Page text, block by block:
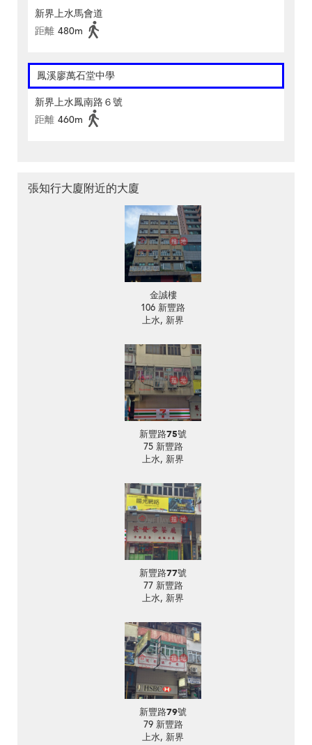
新界上水馬會道
距離 480m
鳳溪廖萬石堂中學
新界上水鳳南路６號
距離 460m
張知行大廈附近的大廈
金誠樓
106 新豐路
上水, 新界
新豐路75號
75 新豐路
上水, 新界
新豐路77號
77 新豐路
上水, 新界
新豐路79號
79 新豐路
上水, 新界